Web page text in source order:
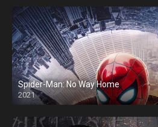
Spider-Man: No Way Home
2021